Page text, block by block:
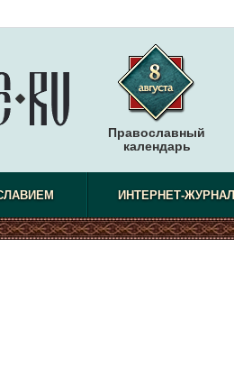
Православный
календарь
ИНТЕРНЕТ-ЖУРНАЛ